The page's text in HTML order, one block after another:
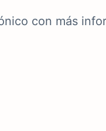
con más